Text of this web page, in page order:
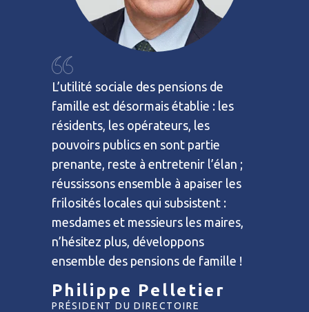
L’utilité sociale des pensions de
famille est désormais établie : les
résidents, les opérateurs, les
pouvoirs publics en sont partie
prenante, reste à entretenir l’élan ;
réussissons ensemble à apaiser les
frilosités locales qui subsistent :
mesdames et messieurs les maires,
n’hésitez plus, développons
ensemble des pensions de famille !
Philippe Pelletier
PRÉSIDENT DU DIRECTOIRE